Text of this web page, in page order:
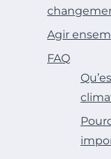
Agir
FAQ